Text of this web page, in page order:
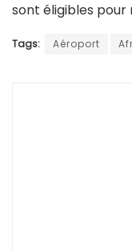
sont éligibles pour
Tags: Aéroport